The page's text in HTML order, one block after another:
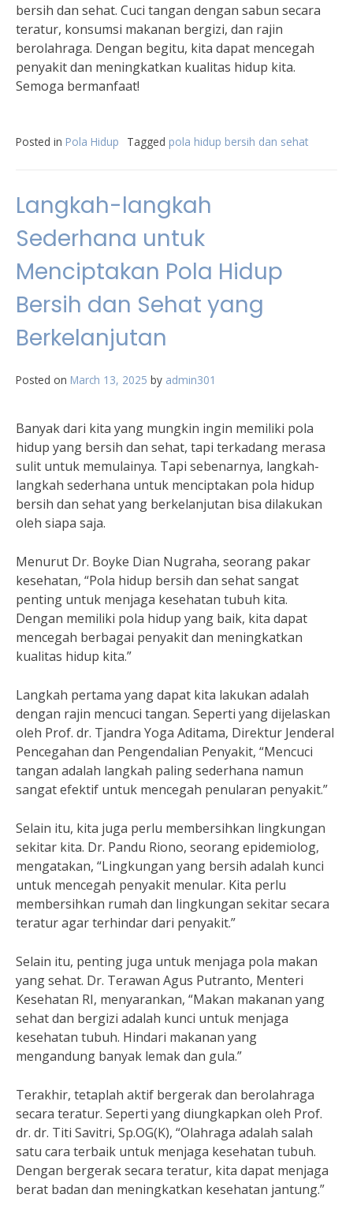
bersih dan sehat. Cuci tangan dengan sabun secara
teratur, konsumsi makanan bergizi, dan rajin
berolahraga. Dengan begitu, kita dapat mencegah
penyakit dan meningkatkan kualitas hidup kita.
Semoga bermanfaat!
Posted in Pola Hidup Tagged pola hidup bersih dan sehat
Langkah-langkah
Sederhana untuk
Menciptakan Pola Hidup
Bersih dan Sehat yang
Berkelanjutan
Posted on March 13, 2025 by admin301
Banyak dari kita yang mungkin ingin memiliki pola
hidup yang bersih dan sehat, tapi terkadang merasa
sulit untuk memulainya. Tapi sebenarnya, langkah-
langkah sederhana untuk menciptakan pola hidup
bersih dan sehat yang berkelanjutan bisa dilakukan
oleh siapa saja.
Menurut Dr. Boyke Dian Nugraha, seorang pakar
kesehatan, “Pola hidup bersih dan sehat sangat
penting untuk menjaga kesehatan tubuh kita.
Dengan memiliki pola hidup yang baik, kita dapat
mencegah berbagai penyakit dan meningkatkan
kualitas hidup kita.”
Langkah pertama yang dapat kita lakukan adalah
dengan rajin mencuci tangan. Seperti yang dijelaskan
oleh Prof. dr. Tjandra Yoga Aditama, Direktur Jenderal
Pencegahan dan Pengendalian Penyakit, “Mencuci
tangan adalah langkah paling sederhana namun
sangat efektif untuk mencegah penularan penyakit.”
Selain itu, kita juga perlu membersihkan lingkungan
sekitar kita. Dr. Pandu Riono, seorang epidemiolog,
mengatakan, “Lingkungan yang bersih adalah kunci
untuk mencegah penyakit menular. Kita perlu
membersihkan rumah dan lingkungan sekitar secara
teratur agar terhindar dari penyakit.”
Selain itu, penting juga untuk menjaga pola makan
yang sehat. Dr. Terawan Agus Putranto, Menteri
Kesehatan RI, menyarankan, “Makan makanan yang
sehat dan bergizi adalah kunci untuk menjaga
kesehatan tubuh. Hindari makanan yang
mengandung banyak lemak dan gula.”
Terakhir, tetaplah aktif bergerak dan berolahraga
secara teratur. Seperti yang diungkapkan oleh Prof.
dr. dr. Titi Savitri, Sp.OG(K), “Olahraga adalah salah
satu cara terbaik untuk menjaga kesehatan tubuh.
Dengan bergerak secara teratur, kita dapat menjaga
berat badan dan meningkatkan kesehatan jantung.”